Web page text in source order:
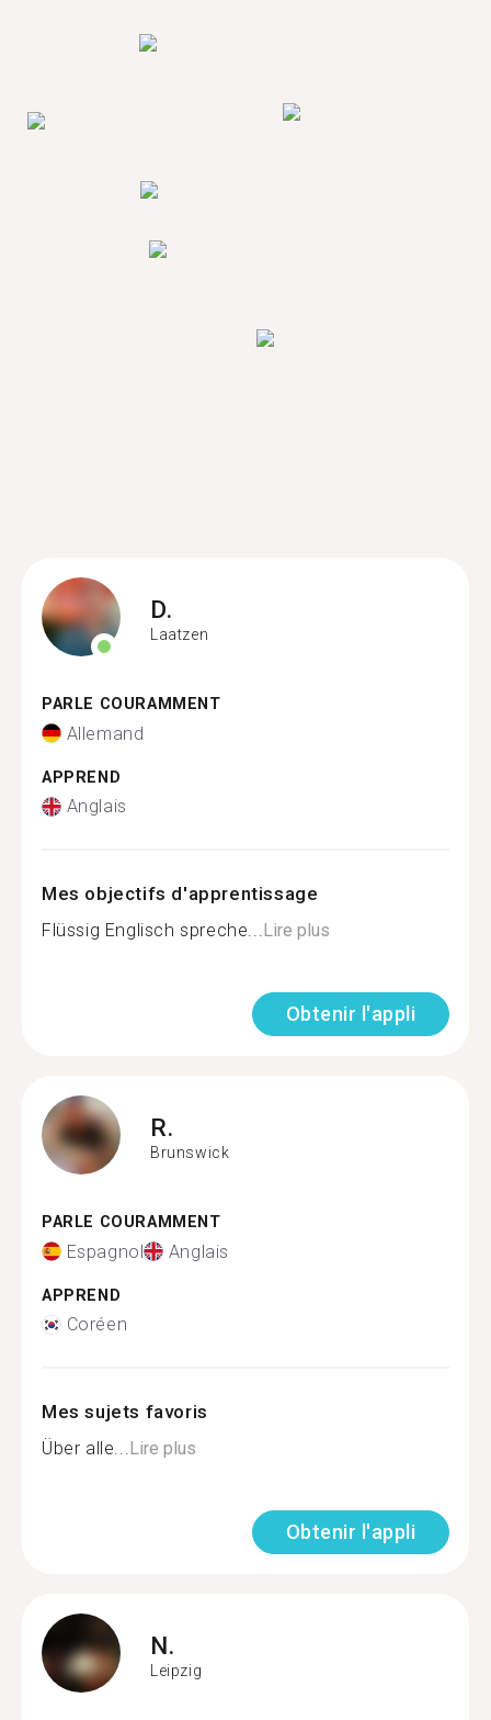
D.
Laatzen
PARLE COURAMMENT
Allemand
APPREND
Anglais
Mes objectifs d'apprentissage
Flüssig Englisch spreche...Lire plus
Obtenir l'appli
R.
Brunswick
PARLE COURAMMENT
Espagnol Anglais
APPREND
Coréen
Mes sujets favoris
Über alle...Lire plus
Obtenir l'appli
N.
Leipzig